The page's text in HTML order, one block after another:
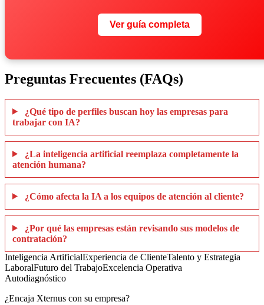
Ver guía completa
Preguntas Frecuentes (FAQs)
¿Qué tipo de perfiles buscan hoy las empresas para
trabajar con IA?
¿La inteligencia artificial reemplaza completamente la
atención humana?
¿Cómo afecta la IA a los equipos de atención al cliente?
¿Por qué las empresas están revisando sus modelos de
contratación?
Inteligencia ArtificialExperiencia de ClienteTalento y Estrategia
LaboralFuturo del TrabajoExcelencia Operativa
Autodiagnóstico
¿Encaja Xternus con su empresa?